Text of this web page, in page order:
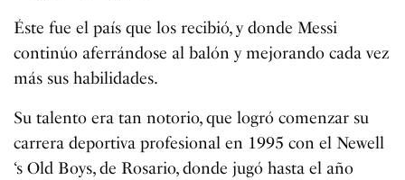
Éste fue el país que los recibió, y donde Messi
continúo aferrándose al balón y mejorando cada vez
más sus habilidades.
Su talento era tan notorio, que logró comenzar su
carrera deportiva profesional en 1995 con el Newell
‘s Old Boys, de Rosario, donde jugó hasta el año